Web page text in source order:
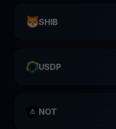
SHIB
USDP
NOT